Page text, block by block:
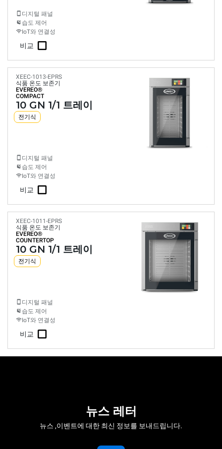
디지털 패널
습도 제어
IoT와 연결성
비교
XEEC-1013-EPRS
식품 온도 보존기
EVEREO®
COMPACT
10 GN 1/1 트레이
전기식
디지털 패널
습도 제어
IoT와 연결성
비교
XEEC-1011-EPRS
식품 온도 보존기
EVEREO®
COUNTERTOP
10 GN 1/1 트레이
전기식
디지털 패널
습도 제어
IoT와 연결성
비교
뉴스 레터
뉴스 ,이벤트에 대한 최신 정보를 보내드립니다.